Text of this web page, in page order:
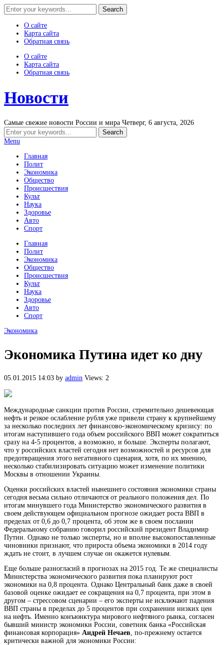
О сайте
Карта сайта
Обратная связь
О сайте
Карта сайта
Обратная связь
Новости
Самые свежие новости России и мира Четверг, 6 августа, 2026
Menu
Главная
Полит
Экономика
Общество
Происшествия
Культ
Наука
Здоровье
Авто
Спорт
Главная
Полит
Экономика
Общество
Происшествия
Культ
Наука
Здоровье
Авто
Спорт
Экономика
Экономика Путина идет ко дну
05.01.2015 14:03 by admin Views: 2
Международные санкции против России, стремительно дешевеющая
нефть и резкое ослабление рубля уже привели страну к крупнейшему
за несколько последних лет финансово-экономическому кризису: по
итогам наступившего года объем российского ВВП может сократиться
сразу на 4-5 процентов, а возможно, и больше. Эксперты полагают,
что у российских властей сегодня нет возможностей и ресурсов для
предотвращения этого негативного сценария, хотя, по их мнению,
несколько стабилизировать ситуацию может изменение политики
Москвы в отношении Украины.
Оценки российских властей нынешнего состояния экономики страны
сегодня весьма сильно отличаются от реального положения дел. По
итогам минувшего года Министерство экономического развития в
своем действующем официальном прогнозе ожидает роста ВВП в
пределах от 0,6 до 0,7 процента, об этом же в своем послании
Федеральному собранию говорил российский президент Владимир
Путин. Однако не только эксперты, но и вполне высокопоставленные
чиновники признают, что прироста объема экономики в 2014 году
ждать не стоит, в лучшем случае он окажется нулевым.
Еще больше разногласий в прогнозах на 2015 год. Те же специалисты
Министерства экономического развития пока планируют рост
экономики на 0,8 процента. Однако Центральный банк даже в своей
базовой оценке ожидает ее сокращения на 0,7 процента, при этом в
другом – стрессовом сценарии – его эксперты не исключают падения
ВВП страны в пределах до 5 процентов при сохранении низких цен
на нефть. Именно конъюнктура мирового нефтяного рынка, согласен
бывший министр экономики России, советник банка «Российская
финансовая корпорация» Андрей Нечаев, по-прежнему остается
критически важной для экономики России: